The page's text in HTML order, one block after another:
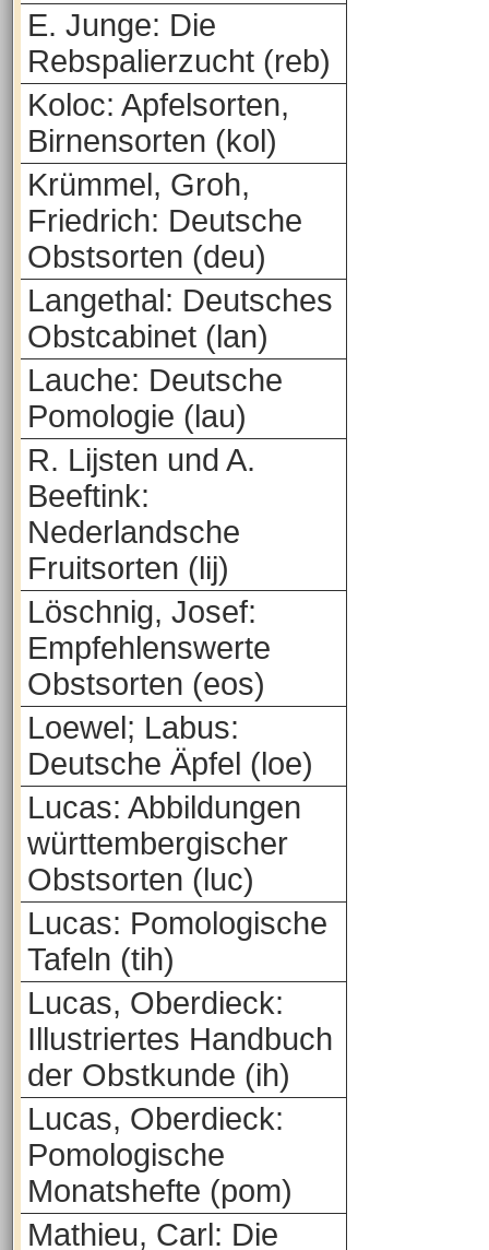
E. Junge: Die
Rebspalierzucht (reb)
Koloc: Apfelsorten,
Birnensorten (kol)
Krümmel, Groh,
Friedrich: Deutsche
Obstsorten (deu)
Langethal: Deutsches
Obstcabinet (lan)
Lauche: Deutsche
Pomologie (lau)
R. Lijsten und A.
Beeftink:
Nederlandsche
Fruitsorten (lij)
Löschnig, Josef:
Empfehlenswerte
Obstsorten (eos)
Loewel; Labus:
Deutsche Äpfel (loe)
Lucas: Abbildungen
württembergischer
Obstsorten (luc)
Lucas: Pomologische
Tafeln (tih)
Lucas, Oberdieck:
Illustriertes Handbuch
der Obstkunde (ih)
Lucas, Oberdieck:
Pomologische
Monatshefte (pom)
Mathieu, Carl: Die